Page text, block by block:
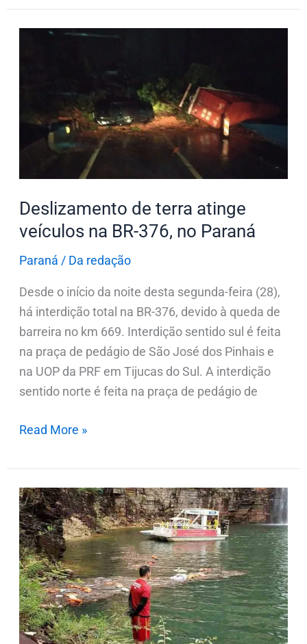
Deslizamento de terra atinge
veículos na BR-376, no Paraná
Paraná / Da redação
Desde o início da noite desta segunda-feira (28),
há interdição total na BR-376, devido à queda de
barreira no km 669. Interdição sentido sul é feita
na praça de pedágio de São José dos Pinhais e
na UOP da PRF em Tijucas do Sul. A interdição
sentido norte é feita na praça de pedágio de
Deslizamento
veículos
376,
Paraná
Read More »
Sobe
para
8
o
número
de
mortos
no